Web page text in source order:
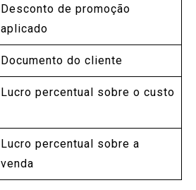
Desconto de promoção
aplicado
Documento do cliente
Lucro percentual sobre o custo
Lucro percentual sobre a
venda